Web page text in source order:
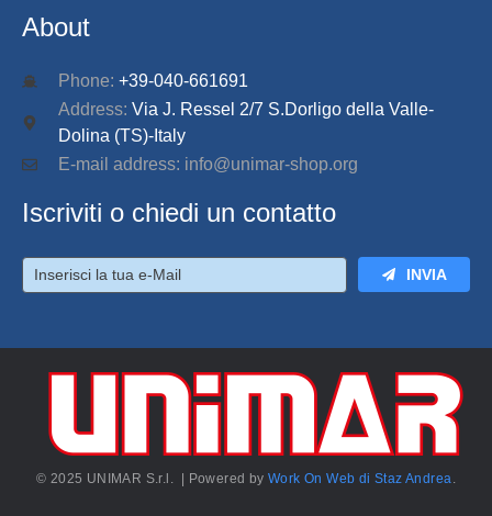
About
Phone: +39-040-661691
Address: Via J. Ressel 2/7 S.Dorligo della Valle-
Dolina (TS)-Italy
E-mail address: info@unimar-shop.org
Iscriviti o chiedi un contatto
INVIA
© 2025 UNIMAR S.r.l. | Powered byWork On Web di Staz Andrea.